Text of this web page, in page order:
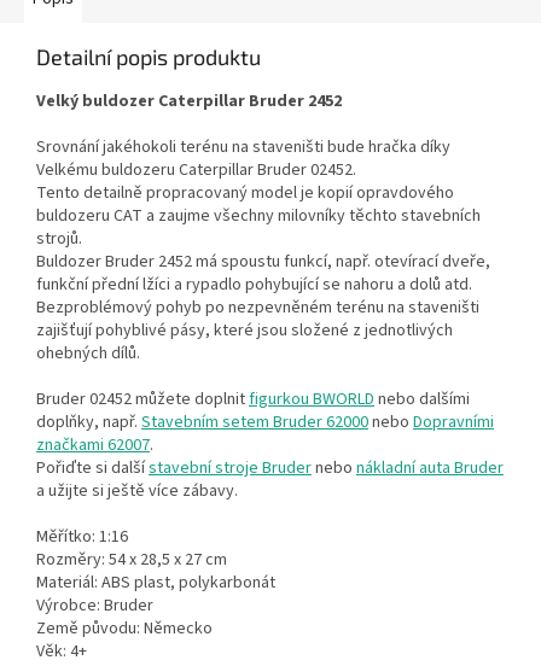
Detailní popis produktu
Velký buldozer Caterpillar Bruder 2452
Srovnání jakéhokoli terénu na staveništi bude hračka díky
Velkému buldozeru Caterpillar Bruder 02452.
Tento detailně propracovaný model je kopií opravdového
buldozeru CAT a zaujme všechny milovníky těchto stavebních
strojů.
Buldozer Bruder 2452 má spoustu funkcí, např. otevírací dveře,
funkční přední lžíci a rypadlo pohybující se nahoru a dolů atd.
Bezproblémový pohyb po nezpevněném terénu na staveništi
zajišťují pohyblivé pásy, které jsou složené z jednotlivých
ohebných dílů.
Bruder 02452 můžete doplnitfigurkou BWORLDnebo dalšími
doplňky, např. Stavebním setem Bruder 62000nebo Dopravními
značkami 62007.
Pořiďte si dalšístavební stroje Brudernebo nákladní auta Bruder
a užijte si ještě více zábavy.
Měřítko: 1:16
Rozměry: 54 x 28,5 x 27 cm
Materiál: ABS plast, polykarbonát
Výrobce: Bruder
Země původu: Německo
Věk: 4+